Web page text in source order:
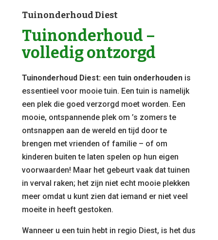
Tuinonderhoud Diest
Tuinonderhoud –
volledig ontzorgd
Tuinonderhoud Diest: een tuin onderhoudenis
essentieel voor mooie tuin. Een tuin is namelijk
een plek die goed verzorgd moet worden. Een
mooie, ontspannende plek om ’s zomers te
ontsnappen aan de wereld en tijd door te
brengen met vrienden of familie – of om
kinderen buiten te laten spelen op hun eigen
voorwaarden! Maar het gebeurt vaak dat tuinen
in verval raken; het zijn niet echt mooie plekken
meer omdat u kunt zien dat iemand er niet veel
moeite in heeft gestoken.
Wanneer u een tuin hebt in regio Diest, is het dus